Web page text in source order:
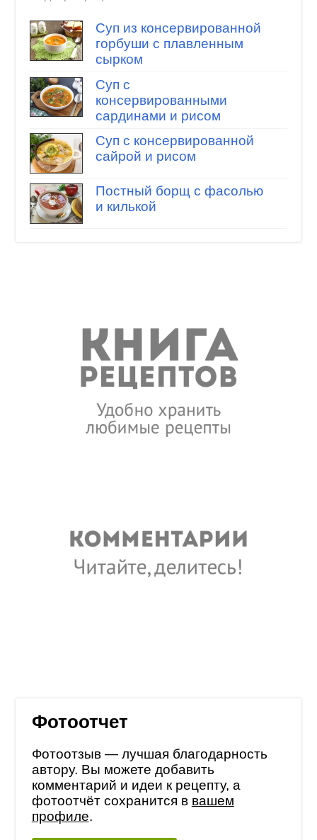
Суп из консервированной
горбуши с плавленным
сырком
Суп с
консервированными
сардинами и рисом
Суп с консервированной
сайрой и рисом
Постный борщ с фасолью
и килькой
Фотоотчет
Фотоотзыв — лучшая благодарность
автору. Вы можете добавить
комментарий и идеи к рецепту, а
фотоотчёт сохранится в вашем
профиле.